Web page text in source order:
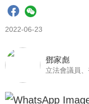
2022-06-23
鄧家彪
立法會議員